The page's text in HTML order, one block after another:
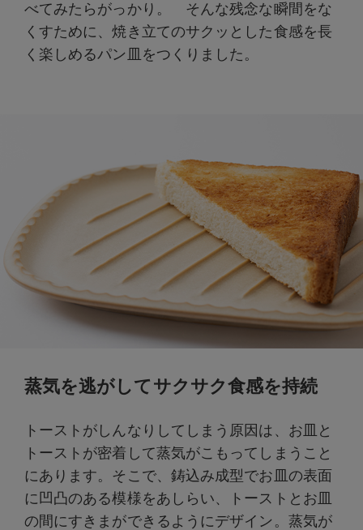
べてみたらがっかり。 そんな残念な瞬間をな
くすために、焼き立てのサクッとした食感を長
く楽しめるパン皿をつくりました。
蒸気を逃がしてサクサク食感を持続
トーストがしんなりしてしまう原因は、お皿と
トーストが密着して蒸気がこもってしまうこと
にあります。そこで、鋳込み成型でお皿の表面
に凹凸のある模様をあしらい、トーストとお皿
の間にすきまができるようにデザイン。蒸気が